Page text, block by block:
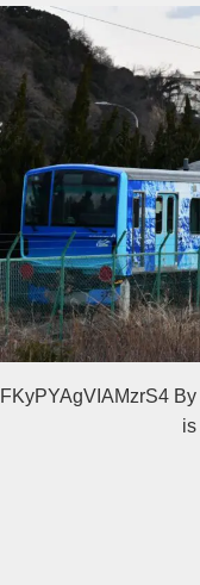
FKyPYAgVIAMzrS4 By
is